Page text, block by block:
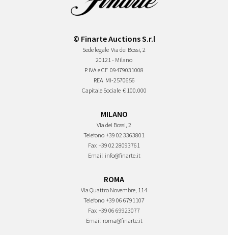
© Finarte Auctions S.r.l
Sede legale Via dei Bossi, 2
20121 - Milano
P.IVA e CF 09479031008
REA MI-2570656
Capitale Sociale € 100.000
MILANO
Via dei Bossi, 2
Telefono +39 02 3363801
Fax +39 02 28093761
Email info@finarte.it
ROMA
Via Quattro Novembre, 114
Telefono +39 06 6791107
Fax +39 06 69923077
Email roma@finarte.it